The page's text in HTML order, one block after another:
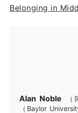
Belonging in
Alan Noble
（Baylor